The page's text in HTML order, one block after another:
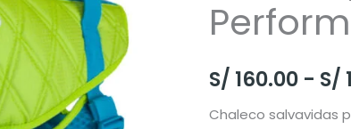
S/ 160.00 - S/
Chaleco salvavidas